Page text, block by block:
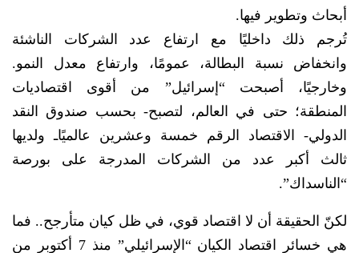
أبحاث وتطوير فيها.
تُرجم ذلك داخليًا مع ارتفاع عدد الشركات الناشئة
وانخفاض نسبة البطالة، عمومًا، وارتفاع معدل النمو.
وخارجيًا، أصبحت “إسرائيل” من أقوى اقتصاديات
المنطقة؛ حتى في العالم، لتصبح- بحسب صندوق النقد
الدولي- الاقتصاد الرقم خمسة وعشرين عالميًاـ ولديها
ثالث أكبر عدد من الشركات المدرجة على بورصة
“الناسداك”.
لكنّ الحقيقة أن لا اقتصاد قوي، في ظل كيان متأرجح.. فما
هي خسائر اقتصاد الكيان “الإسرائيلي” منذ 7 أكتوبر من